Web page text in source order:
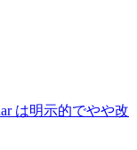
は明示的でやや改